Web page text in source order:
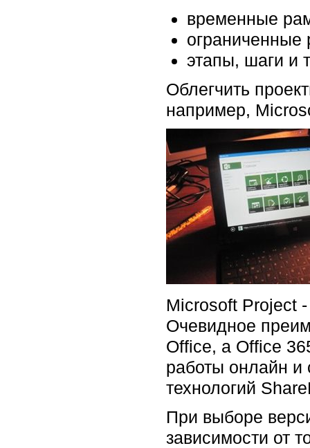
временные
ограниченные
этапы, шаги и
Облегчить
например,
Microsoft Project
Очевидное
Office, а Office
работы онлайн и
технологий
При выборе
зависимости от